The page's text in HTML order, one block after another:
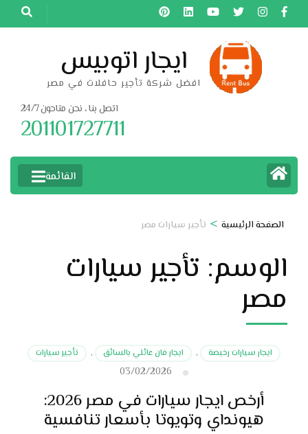
تخطى
إلى
ايجار اتوبيس
افضل شركة تأجير حافلات في مصر
اتصل بنا ، نحن متاحون 24/7
201101727711
القائمة
الصفحة الرئيسية > تأجير سيارات مصر
الوسم: تأجير سيارات
مصر
ايجار سيارات رخيصة , ايجار فان عائلي بالسائق , تأجير سيارات
03/02/2026
أرخص ايجار سيارات في مصر 2026:
هيونداي وتويوتا بأسعار تنافسية